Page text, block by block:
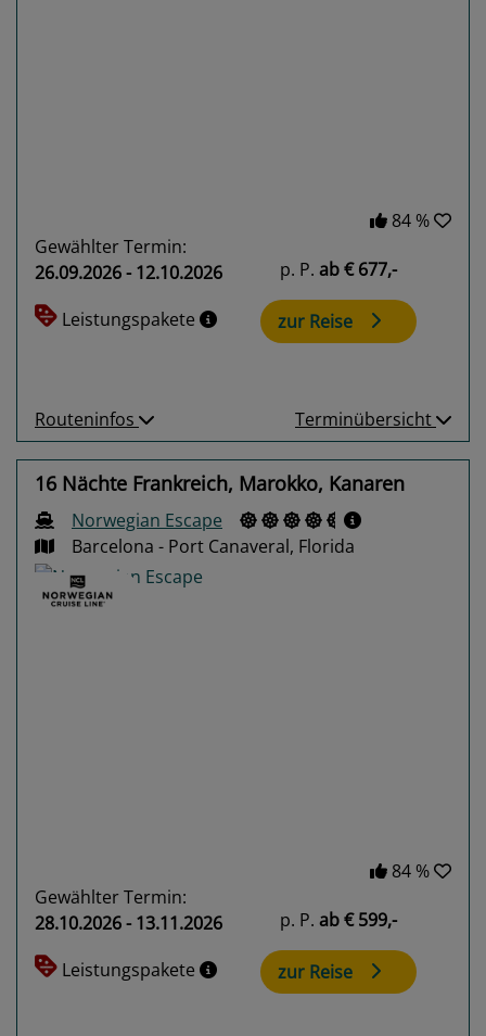
84 %
Gewählter Termin:
26.09.2026 - 12.10.2026
Leistungspakete
p. P. ab€ 677,-
zur Reise
Routeninfos Terminübersicht
16 Nächte Frankreich, Marokko, Kanaren
Norwegian Escape
Barcelona - Port Canaveral, Florida
84 %
Gewählter Termin:
28.10.2026 - 13.11.2026
Leistungspakete
p. P. ab€ 599,-
zur Reise